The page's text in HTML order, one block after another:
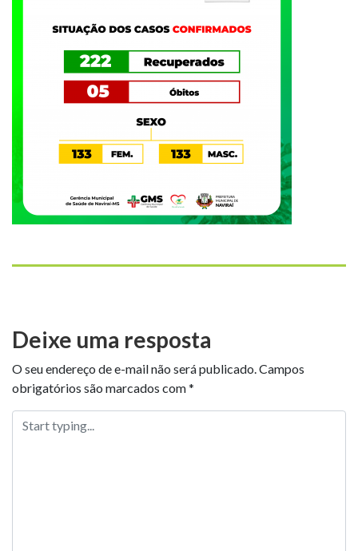
Deixe uma resposta
O seu endereço de e-mail não será publicado.Campos
obrigatórios são marcados com*